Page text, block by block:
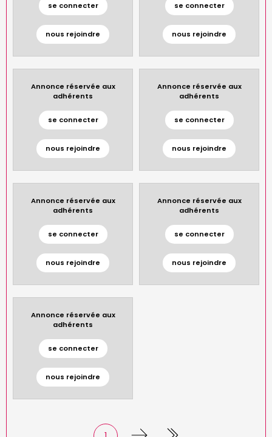
se connecter
nous rejoindre
se connecter
nous rejoindre
Annonce réservée aux
adhérents
se connecter
nous rejoindre
Annonce réservée aux
adhérents
se connecter
nous rejoindre
Annonce réservée aux
adhérents
se connecter
nous rejoindre
Annonce réservée aux
adhérents
se connecter
nous rejoindre
Annonce réservée aux
adhérents
se connecter
nous rejoindre